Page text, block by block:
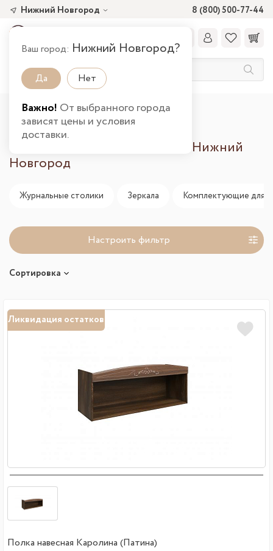
8 (800) 500-77-44
Нижний Новгород
Ваш город: Нижний Новгород?
Да Нет
Важно! От выбранного города
зависят цены и условия
доставки.
Главная Распродажа
Распродажа мебели в городе Нижний
Новгород
Журнальные столики Зеркала Комплектующие для
Настроить фильтр
Сортировка
Ликвидация остатков
Полка навесная Каролина (Патина)